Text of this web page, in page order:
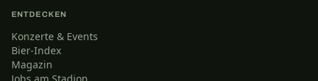
ENTDECKEN
Konzerte & Events
Bier-Index
Magazin